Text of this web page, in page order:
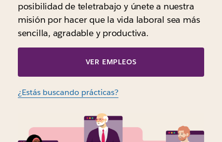
posibilidad de teletrabajo y únete a nuestra
misión por hacer que la vida laboral sea más
sencilla, agradable y productiva.
VER EMPLEOS
¿Estás buscando prácticas?